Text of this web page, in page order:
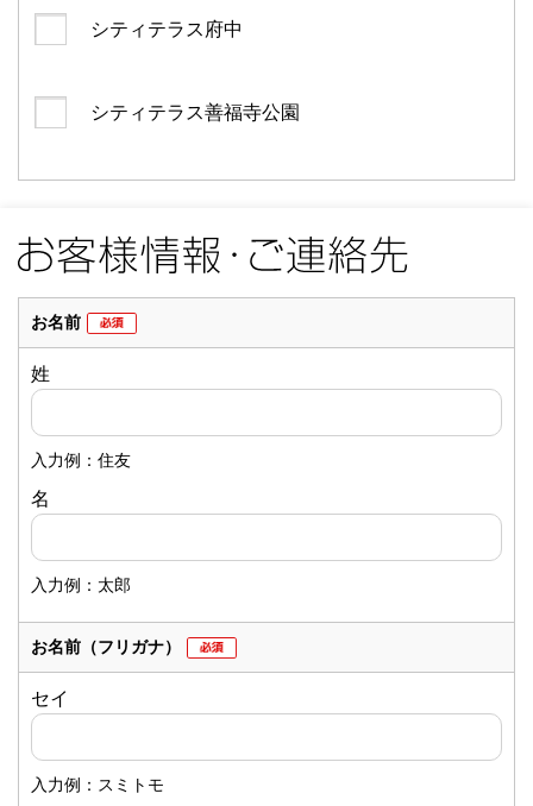
シティテラス府中
シティテラス善福寺公園
お名前
姓
入力例：住友
名
入力例：太郎
お名前 （フリガナ）
セイ
入力例：スミトモ